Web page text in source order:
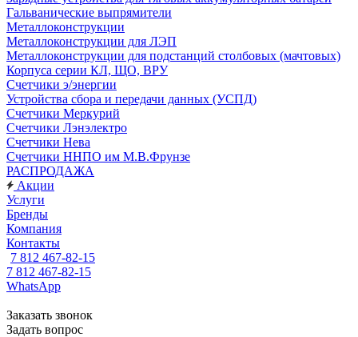
Гальванические выпрямители
Металлоконструкции
Металлоконструкции для ЛЭП
Металлоконструкции для подстанций столбовых (мачтовых)
Корпуса серии КЛ, ЩО, ВРУ
Счетчики э/энергии
Устройства сбора и передачи данных (УСПД)
Счетчики Меркурий
Счетчики Лэнэлектро
Счетчики Нева
Счетчики ННПО им М.В.Фрунзе
РАСПРОДАЖА
Акции
Услуги
Бренды
Компания
Контакты
7 812 467-82-15
7 812 467-82-15
WhatsApp
Заказать звонок
Задать вопрос